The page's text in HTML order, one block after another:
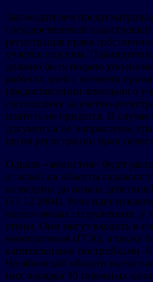
Законодателем
государственный
регистрация права
участок под ним.
должно быть подано
рабочих дней с момента
предоставлении земельного
госпошлину за учетно-
платить не придется. В
документы не направлены,
орган регистрации прав
Однако «амнистия» будет
а только на объекты
возведены до начала
(31.12.2004). Речь идет
одноэтажных сооружениях, у
стены. Они могут входить в
кооперативов (ГСК), а также
капитальными постройками.
Челябинской области
них порядка 90 гаражных